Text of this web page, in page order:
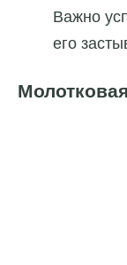
Важно
его
Молотковая